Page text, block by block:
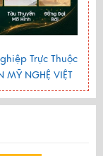
Trực Thuộc
MỸ NGHỆ VIỆT